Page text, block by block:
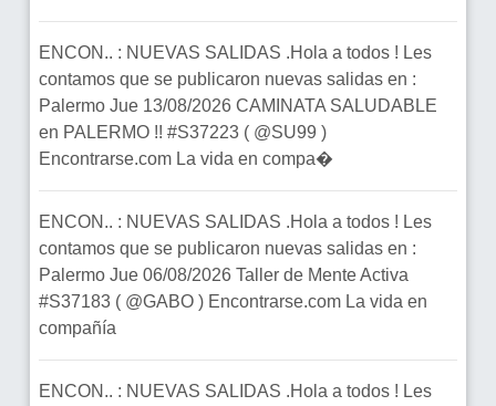
ENCON.. : NUEVAS SALIDAS .Hola a todos ! Les
contamos que se publicaron nuevas salidas en :
Palermo Jue 13/08/2026 CAMINATA SALUDABLE
en PALERMO !! #S37223 ( @SU99 )
Encontrarse.com La vida en compa�
ENCON.. : NUEVAS SALIDAS .Hola a todos ! Les
contamos que se publicaron nuevas salidas en :
Palermo Jue 06/08/2026 Taller de Mente Activa
#S37183 ( @GABO ) Encontrarse.com La vida en
compañía
ENCON.. : NUEVAS SALIDAS .Hola a todos ! Les